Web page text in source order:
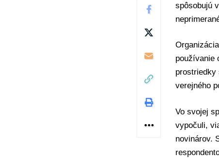
spôsobujú
používanie
prostriedky
verejného
Vo svojej
vypočuli,
novinárov.